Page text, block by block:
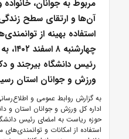
مربوط به جوانان،
آن‌ها و ارتقای سطح
استفاده بهینه از
رئیس دانشگاه بیرجند و
ورزش و جوانان استان
به گزارش روابط عمومی و
اداره کل ورزش و جوانان استان و
حوزه ریاست به امضای رئیس
استفاده از امکانات و